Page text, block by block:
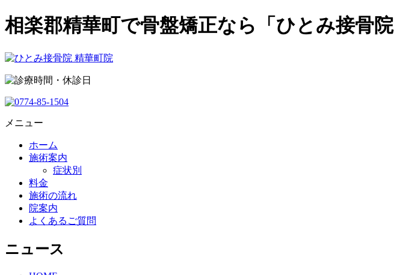
相楽郡精華町で骨盤矯正なら「ひとみ接骨
メニュー
ホーム
施術案内
症状別
料金
施術の流れ
院案内
よくあるご質問
ニュース